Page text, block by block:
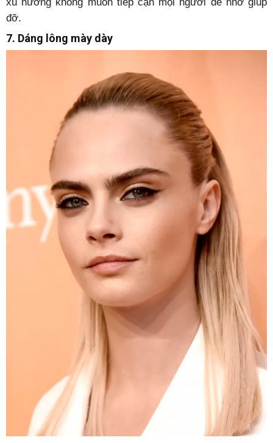
đỡ.
7. Dáng lông mày dày